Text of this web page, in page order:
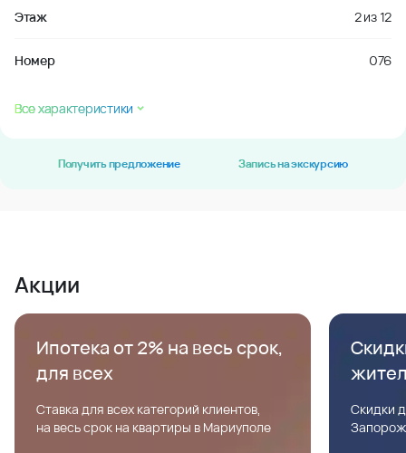
Этаж 2из12
Номер 076
Все характеристики
Получить предложение Запись на экскурсию
Акции
Ипотека от 2% на весь срок,
для всех
Ставка для всех категорий клиентов,
на весь срок на квартиры в Мариуполе
Скидки